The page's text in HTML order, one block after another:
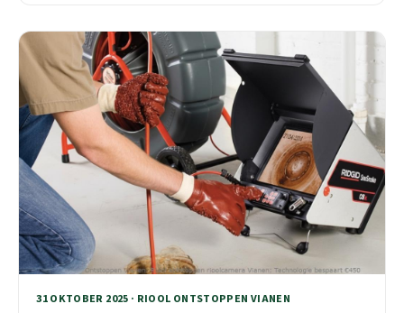
31 OKTOBER 2025 · RIOOL ONTSTOPPEN VIANEN